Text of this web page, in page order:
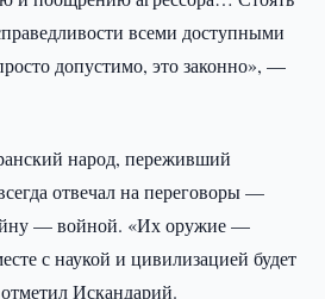
всеми доступными
допустимо, это законно», —
народ, переживший
отвечал на переговоры —
— войной. «Их оружие —
с наукой и цивилизацией будет
Искандарий.